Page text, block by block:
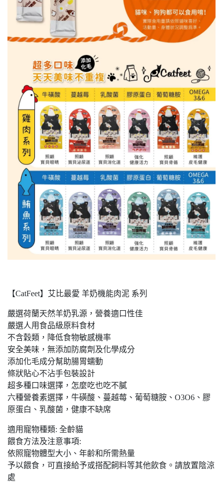
【CatFeet】艾比最愛 羊奶機能肉泥 系列
嚴選荷蘭天然羊奶乳源，營養適口性佳
嚴選人用食品級原料食材
不含穀類，降低食物敏感機率
安全美味，無添加防腐劑及化學成分
添加化毛成分幫助腸胃蠕動
條狀貼心不沾手包裝設計
超多種口味選擇，怎麼吃也吃不膩
六種營養素選擇，牛磺酸、蔓越莓、葡萄糖胺、O3O6、膠
原蛋白、乳酸菌，健康不缺席
適用寵物種類: 全齡貓
餵食方法及注意事項:
依照寵物體型大小、年齢和所需熱量
予以餵食，可直接給予或搭配飼料等其他飲食。請放置陰涼
處